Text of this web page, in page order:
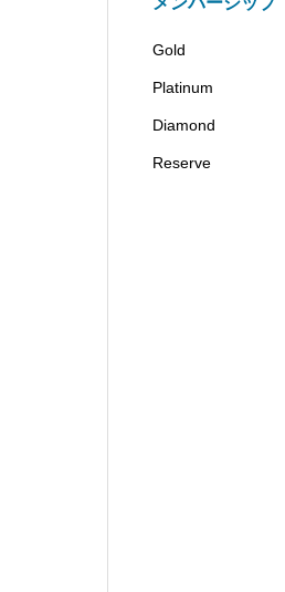
Gold
Platinum
Diamond
Reserve